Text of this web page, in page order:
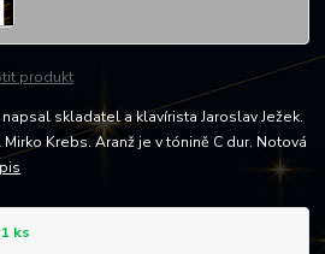
produkt
skladatel a klavírista Jaroslav Ježek.
Krebs. Aranž je v tónině C dur. Notová
ks